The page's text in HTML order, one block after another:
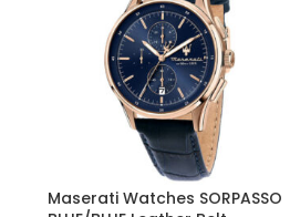
Maserati Watches SORPASSO